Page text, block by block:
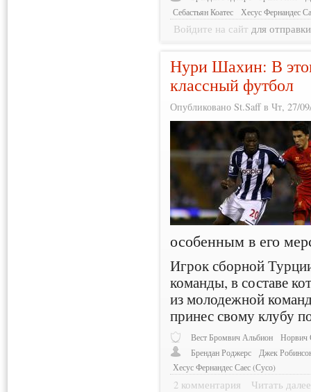
Себастьян Коатес
Хесус Фернандес
Войдите на сайт для
Нури Шахин: В
классный футбол
Опубликовано St.Saff в Чт, 27/
особенным в его
Игрок сборной
команды, в составе
из молодежной
принес свому клубу
Вест Бромвич Альбион
Норвич
Брендан Роджерс
Джек
Хесус Фернандес Саес (Сусо)
2 комментария Читать далее